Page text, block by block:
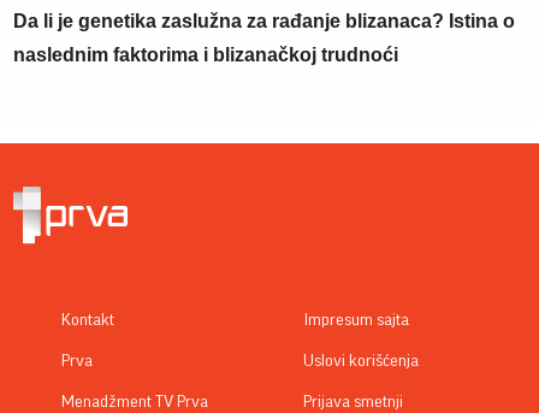
Da li je genetika zaslužna za rađanje blizanaca? Istina o
naslednim faktorima i blizanačkoj trudnoći
Kontakt
Prva
Menadžment TV Prva
Impresum sajta
Uslovi korišćenja
Prijava smetnji